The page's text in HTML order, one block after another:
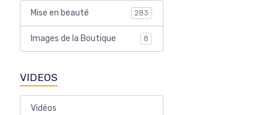
Mise en beauté 283
Images de la Boutique 8
VIDEOS
Vidéos